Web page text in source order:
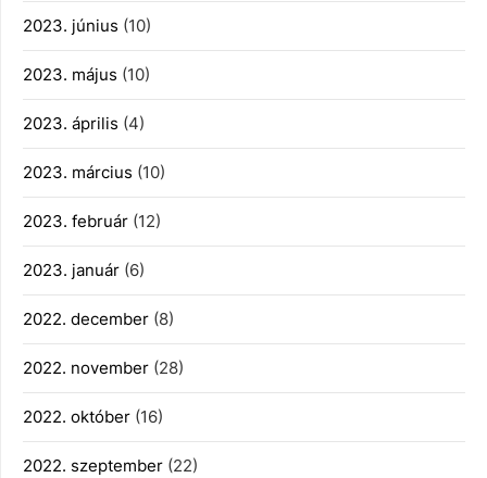
2023. június (10)
2023. május (10)
2023. április (4)
2023. március (10)
2023. február (12)
2023. január (6)
2022. december (8)
2022. november (28)
2022. október (16)
2022. szeptember (22)